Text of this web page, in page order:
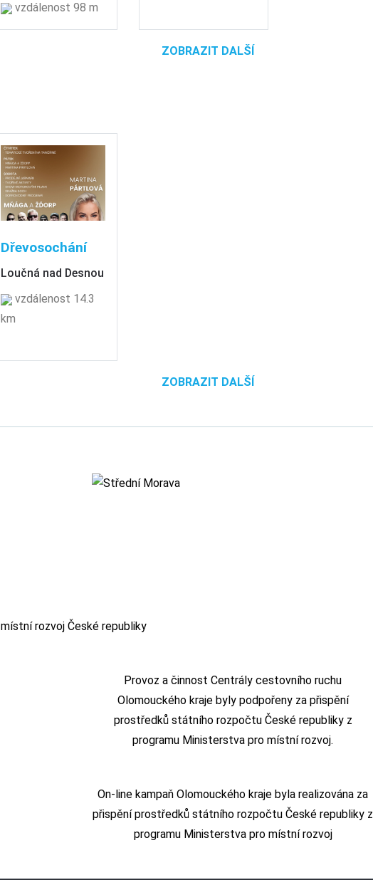
vzdálenost 98 m
ZOBRAZIT DALŠÍ
Dřevosochání
Loučná nad Desnou
vzdálenost 14.3
km
ZOBRAZIT DALŠÍ
Provoz a činnost Centrály cestovního ruchu
Olomouckého kraje byly podpořeny za přispění
prostředků státního rozpočtu České republiky z
programu Ministerstva pro místní rozvoj.
On-line kampaň Olomouckého kraje byla realizována za
přispění prostředků státního rozpočtu České republiky z
programu Ministerstva pro místní rozvoj